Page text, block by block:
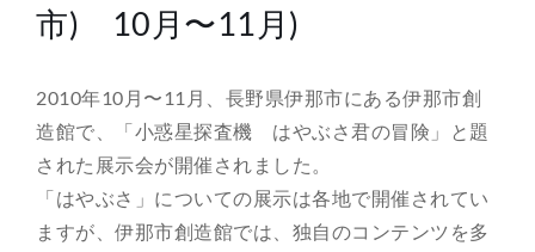
ブログ
月を知ろう
月と遊ぼう
市) 10月〜11月)
2010年10月〜11月、長野県伊那市にある伊那市創
造館で、「小惑星探査機 はやぶさ君の冒険」と題
された展示会が開催されました。
「はやぶさ」についての展示は各地で開催されてい
ますが、伊那市創造館では、独自のコンテンツを多